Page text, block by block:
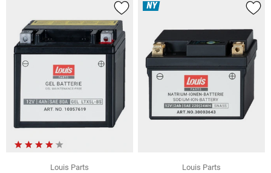
Louis Parts
NY
Louis Parts